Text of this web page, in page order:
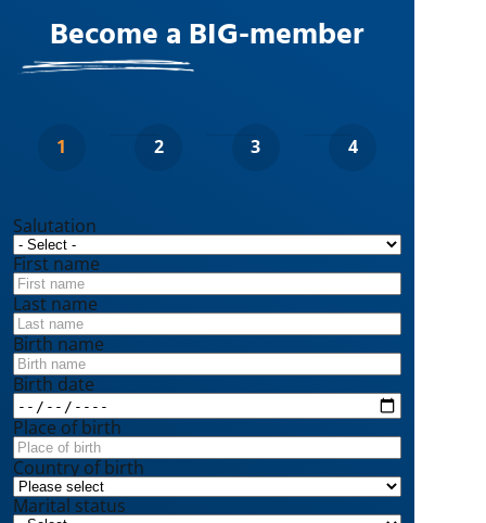
Become a BIG-member
Salutation
First name
Last name
Birth name
Birth date
Place of birth
Country of birth
Marital status